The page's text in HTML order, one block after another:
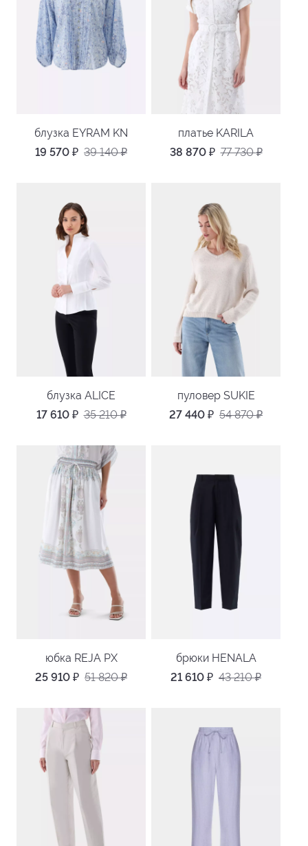
блузка EYRAM KN
19 570 ₽ 39 140₽
платье KARILA
38 870 ₽ 77 730₽
блузка ALICE
17 610 ₽ 35 210₽
пуловер SUKIE
27 440 ₽ 54 870₽
юбка REJA PX
25 910 ₽ 51 820₽
брюки HENALA
21 610 ₽ 43 210₽